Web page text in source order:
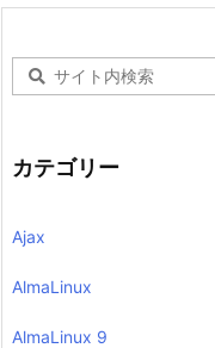
カテゴリー
Ajax
AlmaLinux
AlmaLinux 9